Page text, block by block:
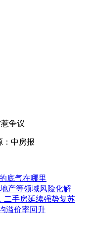
争议
中房报
底气在哪里
产等领域风险化解
二手房延续强势复苏
溢价率回升